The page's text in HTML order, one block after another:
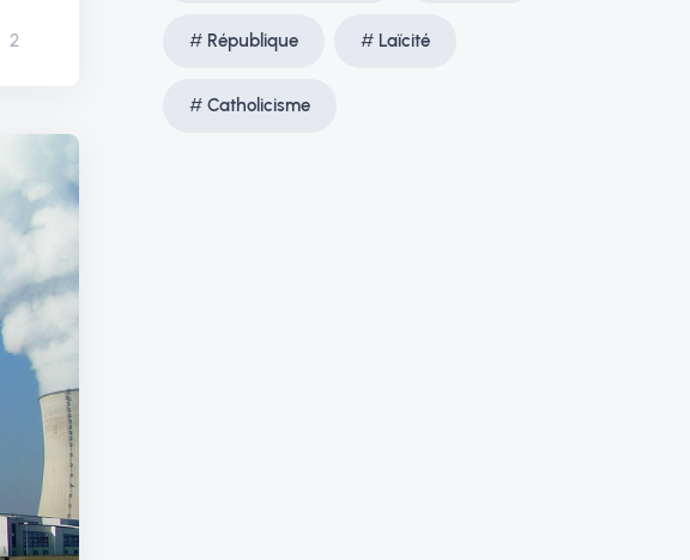
2 République Laïcité
Catholicisme